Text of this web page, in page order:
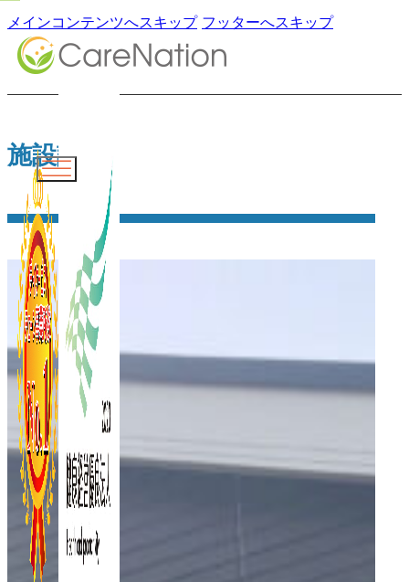
メインコンテンツへスキップ フッターへスキップ
施設詳細